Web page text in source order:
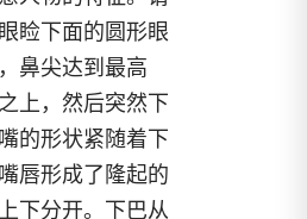
睑下面的圆形眼
鼻尖达到最高
上，然后突然下
的形状紧随着下
唇形成了隆起的
下分开。下巴从